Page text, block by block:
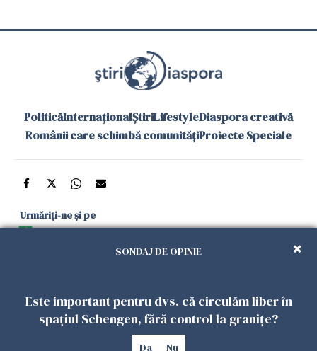
PoliticăInternaționalȘtiriLifestyleDiaspora creativă
Românii care schimbă comunitățiProiecte Speciale
Urmăriți-ne și pe
și în aplicațiile mobile
Politica de
confidențialitate
Politica
Cookies
Gestionați
Contact
Declarație de
accesibilitate
SONDAJ DE OPINIE
Este important pentru dvs. că circulăm liber în
spațiul Schengen, fără control la granițe?
Da Nu